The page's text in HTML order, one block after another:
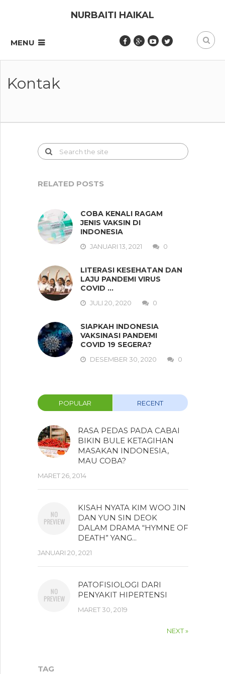
NURBAITI HAIKAL
MENU
Kontak
RELATED POSTS
COBA KENALI RAGAM
JENIS VAKSIN DI
INDONESIA
JANUARI 13, 2021 0
LITERASI KESEHATAN DAN
LAJU PANDEMI VIRUS
COVID …
JULI 20, 2020 0
SIAPKAH INDONESIA
VAKSINASI PANDEMI
COVID 19 SEGERA?
DESEMBER 30, 2020 0
POPULAR RECENT
RASA PEDAS PADA CABAI
BIKIN BULE KETAGIHAN
MASAKAN INDONESIA,
MAU COBA?
MARET 26, 2014
KISAH NYATA KIM WOO JIN
DAN YUN SIN DEOK
DALAM DRAMA “HYMNE OF
DEATH” YANG...
JANUARI 20, 2021
PATOFISIOLOGI DARI
PENYAKIT HIPERTENSI
MARET 30, 2019
NEXT »
TAG